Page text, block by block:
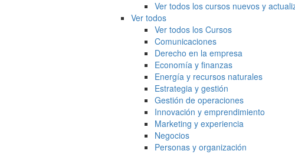
Ver todos los cursos nuevos y
Ver todos
Ver todos los Cursos
Comunicaciones
Derecho en la empresa
Economía y finanzas
Energía y recursos naturales
Estrategia y gestión
Gestión de operaciones
Innovación y emprendimiento
Marketing y experiencia
Negocios
Personas y organización